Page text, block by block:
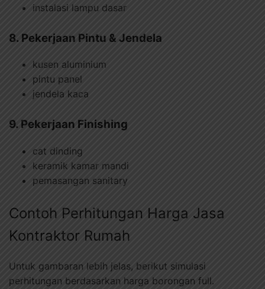
instalasi lampu dasar
8. Pekerjaan Pintu & Jendela
kusen aluminium
pintu panel
jendela kaca
9. Pekerjaan Finishing
cat dinding
keramik kamar mandi
pemasangan sanitary
Contoh Perhitungan Harga Jasa
Kontraktor Rumah
Untuk gambaran lebih jelas, berikut simulasi
perhitungan berdasarkan harga borongan full.